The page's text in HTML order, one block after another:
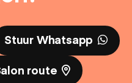
Stuur Whatsapp
route